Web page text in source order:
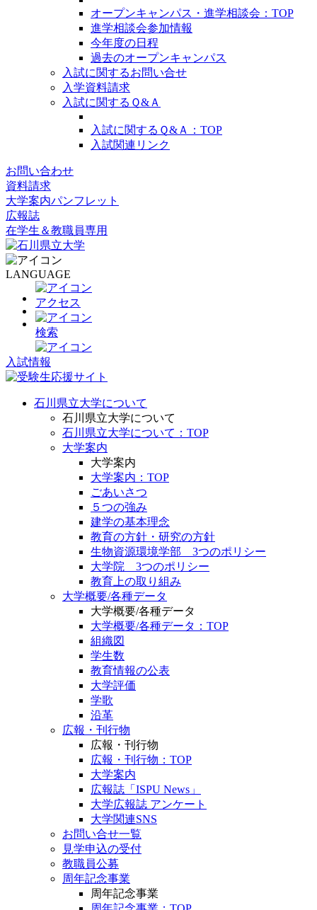
オープンキャンパス・進学相談会：TOP
進学相談会参加情報
今年度の日程
過去のオープンキャンパス
入試に関するお問い合せ
入学資料請求
入試に関するＱ&Ａ
入試に関するＱ&Ａ：TOP
入試関連リンク
お問い合わせ
資料請求
大学案内パンフレット
広報誌
在学生＆教職員専用
LANGUAGE
アクセス
検索
入試情報
石川県立大学について
石川県立大学について
石川県立大学について：TOP
大学案内
大学案内
大学案内：TOP
ごあいさつ
５つの強み
建学の基本理念
教育の方針・研究の方針
生物資源環境学部 3つのポリシー
大学院 3つのポリシー
教育上の取り組み
大学概要/各種データ
大学概要/各種データ
大学概要/各種データ：TOP
組織図
学生数
教育情報の公表
大学評価
学歌
沿革
広報・刊行物
広報・刊行物
広報・刊行物：TOP
大学案内
広報誌「ISPU News」
大学広報誌 アンケート
大学関連SNS
お問い合せ一覧
見学申込の受付
教職員公募
周年記念事業
周年記念事業